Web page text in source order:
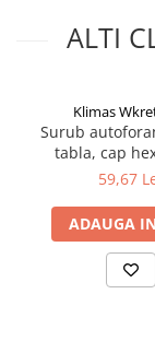
ALTI
Klimas
Surub
tabla, cap
4.8x70mm RAL
9005, Klimas
59,67
ADAUGA